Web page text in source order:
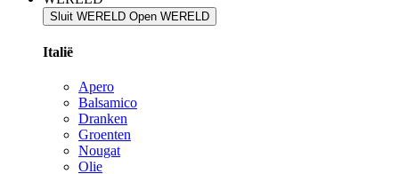
Sluit WERELD Open WERELD
Italië
Apero
Balsamico
Dranken
Groenten
Nougat
Olie